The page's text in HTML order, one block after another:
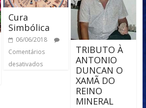
Cura
Simbólica
06/06/2018
Comentários
desativados
TRIBUTO À
ANTONIO
DUNCAN O
XAMÃ DO
REINO
MINERAL